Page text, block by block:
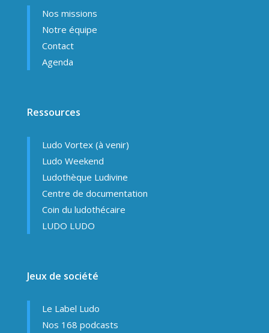
Nos missions
Notre équipe
Contact
Agenda
Ressources
Ludo Vortex (à venir)
Ludo Weekend
Ludothèque Ludivine
Centre de documentation
Coin du ludothécaire
LUDO LUDO
Jeux de société
Le Label Ludo
Nos 168 podcasts